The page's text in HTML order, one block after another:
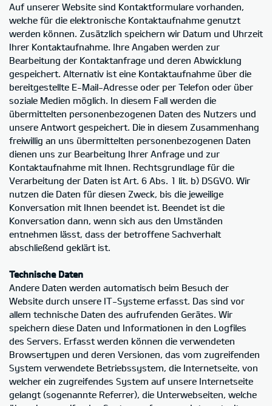
Auf unserer Website sind Kontaktformulare vorhanden,
welche für die elektronische Kontaktaufnahme genutzt
werden können. Zusätzlich speichern wir Datum und Uhrzeit
Ihrer Kontaktaufnahme. Ihre Angaben werden zur
Bearbeitung der Kontaktanfrage und deren Abwicklung
gespeichert. Alternativ ist eine Kontaktaufnahme über die
bereitgestellte E-Mail-Adresse oder per Telefon oder über
soziale Medien möglich. In diesem Fall werden die
übermittelten personenbezogenen Daten des Nutzers und
unsere Antwort gespeichert. Die in diesem Zusammenhang
freiwillig an uns übermittelten personenbezogenen Daten
dienen uns zur Bearbeitung Ihrer Anfrage und zur
Kontaktaufnahme mit Ihnen. Rechtsgrundlage für die
Verarbeitung der Daten ist Art. 6 Abs. 1 lit. b) DSGVO. Wir
nutzen die Daten für diesen Zweck, bis die jeweilige
Konversation mit Ihnen beendet ist. Beendet ist die
Konversation dann, wenn sich aus den Umständen
entnehmen lässt, dass der betroffene Sachverhalt
abschließend geklärt ist.
Technische Daten
Andere Daten werden automatisch beim Besuch der
Website durch unsere IT-Systeme erfasst. Das sind vor
allem technische Daten des aufrufenden Gerätes. Wir
speichern diese Daten und Informationen in den Logfiles
des Servers. Erfasst werden können die verwendeten
Browsertypen und deren Versionen, das vom zugreifenden
System verwendete Betriebssystem, die Internetseite, von
welcher ein zugreifendes System auf unsere Internetseite
gelangt (sogenannte Referrer), die Unterwebseiten, welche